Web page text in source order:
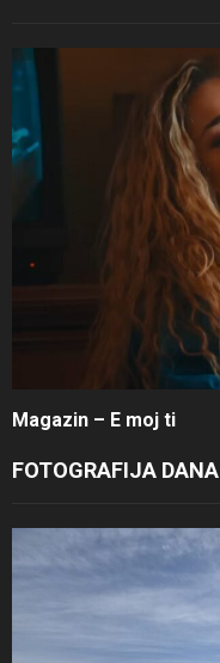
Magazin – E moj ti
FOTOGRAFIJA DANA